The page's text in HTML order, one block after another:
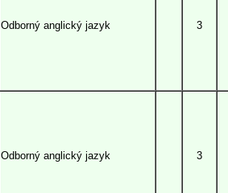
Odborný anglický jazyk 3
Odborný anglický jazyk 3